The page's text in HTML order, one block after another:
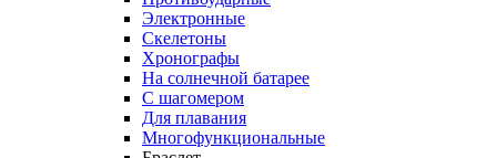
Электронные
Скелетоны
Хронографы
На солнечной батарее
С шагомером
Для плавания
Многофункциональные